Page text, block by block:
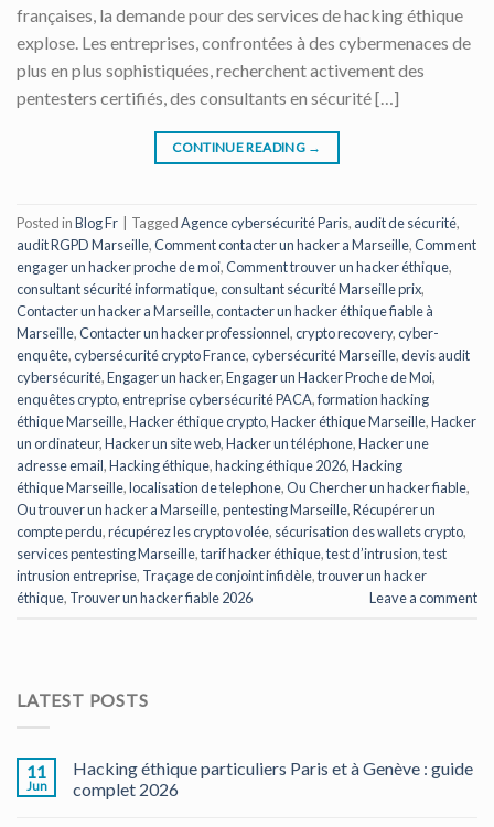
françaises, la demande pour des services de hacking éthique
explose. Les entreprises, confrontées à des cybermenaces de
plus en plus sophistiquées, recherchent activement des
pentesters certifiés, des consultants en sécurité […]
CONTINUE READING →
Posted inBlog Fr TaggedAgence cybersécurité Paris, audit de sécurité,
audit RGPD Marseille,Comment contacter un hacker a Marseille,Comment
engager un hacker proche de moi,Comment trouver un hacker éthique,
consultant sécurité informatique,consultant sécurité Marseille prix,
Contacter un hacker a Marseille,contacter un hacker éthique fiable à
Marseille,Contacter un hacker professionnel,crypto recovery,cyber-
enquête,cybersécurité crypto France,cybersécurité Marseille,devis audit
cybersécurité,Engager un hacker,Engager un Hacker Proche de Moi,
enquêtes crypto,entreprise cybersécurité PACA,formation hacking
éthique Marseille,Hacker éthique crypto,Hacker éthique Marseille,Hacker
un ordinateur,Hacker un site web,Hacker un téléphone,Hacker une
adresse email,Hacking éthique,hacking éthique 2026,Hacking
éthique Marseille,localisation de telephone,Ou Chercher un hacker fiable,
Ou trouver un hacker a Marseille,pentesting Marseille,Récupérer un
compte perdu,récupérez les crypto volée, sécurisation des wallets crypto,
services pentesting Marseille,tarif hacker éthique,test d’intrusion,test
intrusion entreprise, Traçage de conjoint infidèle,trouver un hacker
éthique, Trouver un hacker fiable 2026 Leave a comment
LATEST POSTS
11
Jun
Hacking éthique particuliers Paris et à Genève : guide
complet 2026